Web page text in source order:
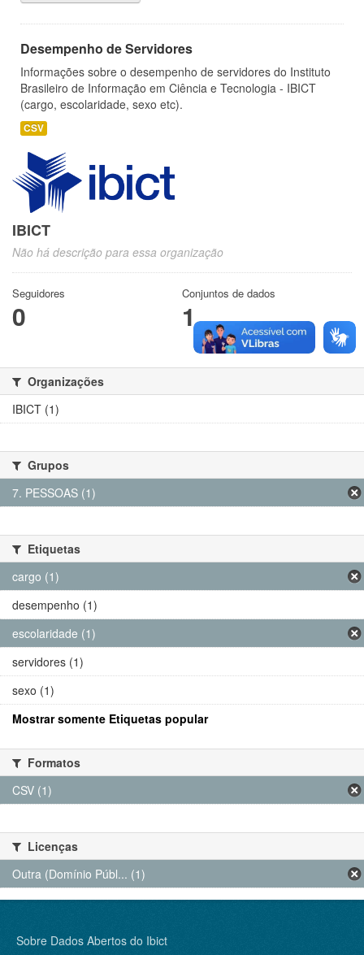
Desempenho de Servidores
Informações sobre o desempenho de servidores do Instituto
Brasileiro de Informação em Ciência e Tecnologia - IBICT
(cargo, escolaridade, sexo etc).
CSV
IBICT
Não há descrição para essa organização
Seguidores
0
Conjuntos de dados
1
Organizações
IBICT (1)
Grupos
7. PESSOAS (1)
Etiquetas
cargo (1)
desempenho (1)
escolaridade (1)
servidores (1)
sexo (1)
Mostrar somente Etiquetas popular
Formatos
CSV (1)
Licenças
Outra (Domínio Públ... (1)
Sobre Dados Abertos do Ibict